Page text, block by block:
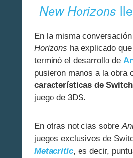
New Horizons
En la misma
Horizons ha explicado
terminó el desarrollo de
pusieron manos a la obra
características de Switch
juego de 3DS.
En otras noticias sobre
juegos exclusivos de
Metacritic, es decir,